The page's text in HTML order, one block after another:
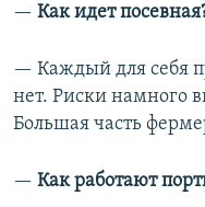
—​ Как идет
— Каждый для себя
нет. Риски намного
Большая часть
—​ Как работают